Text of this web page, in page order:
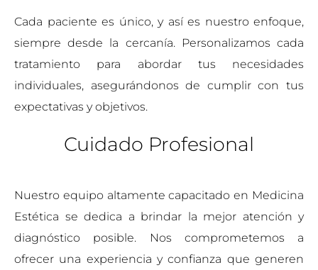
Cada paciente es único, y así es nuestro enfoque,
siempre desde la cercanía. Personalizamos cada
tratamiento para abordar tus necesidades
individuales, asegurándonos de cumplir con tus
expectativas y objetivos.
Cuidado Profesional
Nuestro equipo altamente capacitado en Medicina
Estética se dedica a brindar la mejor atención y
diagnóstico posible. Nos comprometemos a
ofrecer una experiencia y confianza que generen